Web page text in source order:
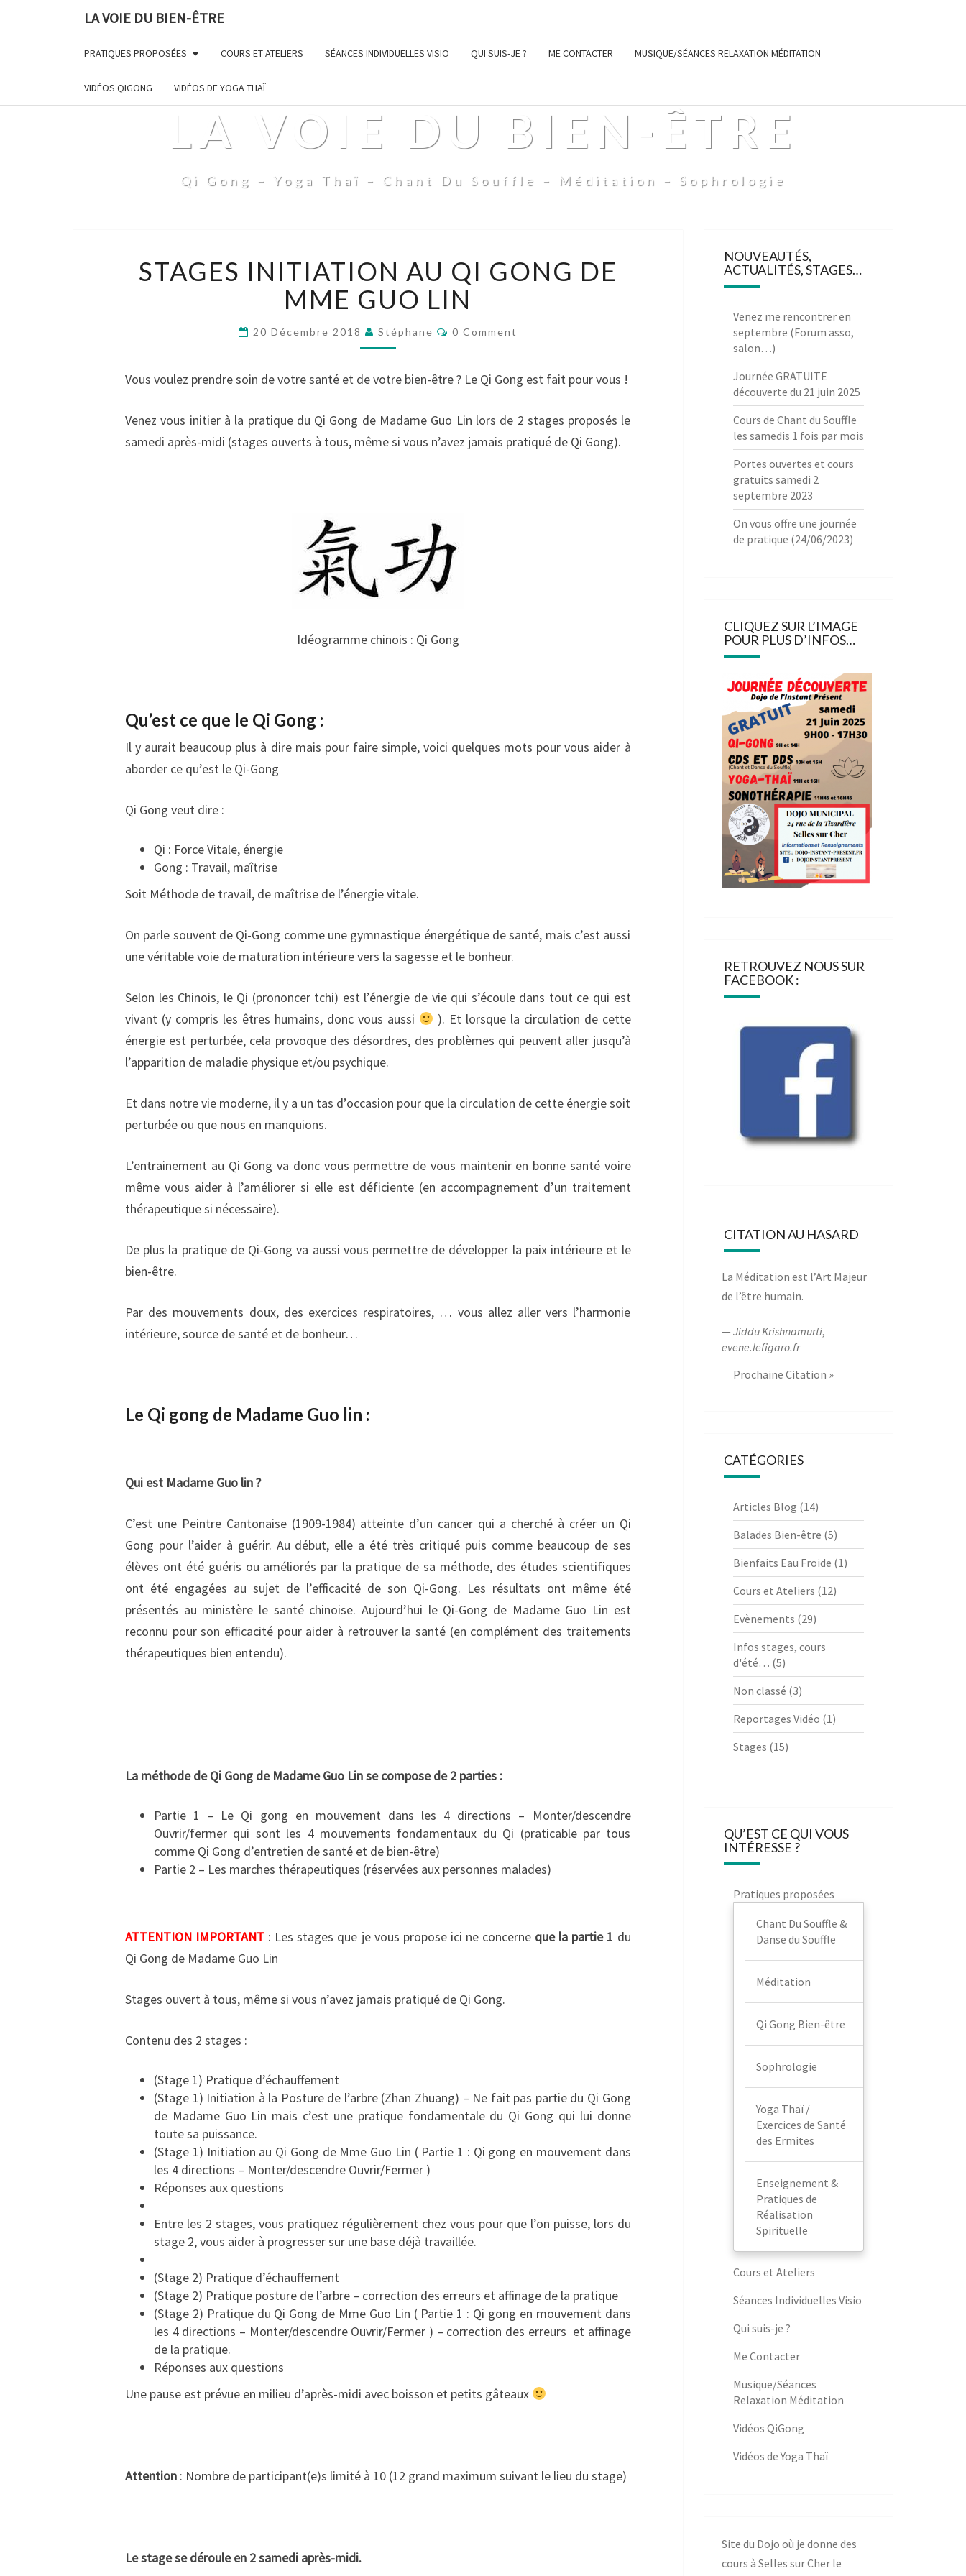
LA VOIE DU BIEN-ÊTRE
PRATIQUES PROPOSÉES COURS ET ATELIERS SÉANCES INDIVIDUELLES VISIO QUI SUIS-JE ? ME CONTACTER MUSIQUE/SÉANCES RELAXATION MÉDITATION
VIDÉOS QIGONG VIDÉOS DE YOGA THAÏ
LA VOIE DU BIEN-ÊTRE
Qi Gong – Yoga Thaï – Chant Du Souffle – Méditation – Sophrologie
INITIATION
AU
QI
DE
GUO
STAGES INITIATION AU QI GONG DE
MME GUO LIN
20 Décembre 2018 Stéphane Comments
0 Comment
Vous voulez prendre soin de votre santé et de votre bien-être ? Le Qi Gong est fait pour vous !
Venez vous initier à la pratique du Qi Gong de Madame Guo Lin lors de 2 stages proposés le
samedi après-midi (stages ouverts à tous, même si vous n’avez jamais pratiqué de Qi Gong).
Idéogramme chinois : Qi Gong
Qu’est ce que le Qi Gong :
Il y aurait beaucoup plus à dire mais pour faire simple, voici quelques mots pour vous aider à
aborder ce qu’est le Qi-Gong
Qi Gong veut dire :
Qi : Force Vitale, énergie
Gong : Travail, maîtrise
Soit Méthode de travail, de maîtrise de l’énergie vitale.
On parle souvent de Qi-Gong comme une gymnastique énergétique de santé, mais c’est aussi
une véritable voie de maturation intérieure vers la sagesse et le bonheur.
Selon les Chinois, le Qi (prononcer tchi) est l’énergie de vie qui s’écoule dans tout ce qui est
vivant (y compris les êtres humains, donc vous aussi
). Et lorsque la circulation de cette
énergie est perturbée, cela provoque des désordres, des problèmes qui peuvent aller jusqu’à
l’apparition de maladie physique et/ou psychique.
Et dans notre vie moderne, il y a un tas d’occasion pour que la circulation de cette énergie soit
perturbée ou que nous en manquions.
L’entrainement au Qi Gong va donc vous permettre de vous maintenir en bonne santé voire
même vous aider à l’améliorer si elle est déficiente (en accompagnement d’un traitement
thérapeutique si nécessaire).
De plus la pratique de Qi-Gong va aussi vous permettre de développer la paix intérieure et le
bien-être.
Par des mouvements doux, des exercices respiratoires, … vous allez aller vers l’harmonie
intérieure, source de santé et de bonheur…
Le Qi gong de Madame Guo lin :
Qui est Madame Guo lin ?
C’est une Peintre Cantonaise (1909-1984) atteinte d’un cancer qui a cherché à créer un Qi
Gong pour l’aider à guérir. Au début, elle a été très critiqué puis comme beaucoup de ses
élèves ont été guéris ou améliorés par la pratique de sa méthode, des études scientifiques
ont été engagées au sujet de l’efficacité de son Qi-Gong. Les résultats ont même été
présentés au ministère le santé chinoise. Aujourd’hui le Qi-Gong de Madame Guo Lin est
reconnu pour son efficacité pour aider à retrouver la santé (en complément des traitements
thérapeutiques bien entendu).
La méthode de Qi Gong de Madame Guo Lin se compose de 2 parties :
Partie 1 – Le Qi gong en mouvement dans les 4 directions – Monter/descendre
Ouvrir/fermer qui sont les 4 mouvements fondamentaux du Qi (praticable par tous
comme Qi Gong d’entretien de santé et de bien-être)
Partie 2 – Les marches thérapeutiques (réservées aux personnes malades)
ATTENTION IMPORTANT : Les stages que je vous propose ici ne concerne que la partie 1 du
Qi Gong de Madame Guo Lin
Stages ouvert à tous, même si vous n’avez jamais pratiqué de Qi Gong.
Contenu des 2 stages :
(Stage 1) Pratique d’échauffement
(Stage 1) Initiation à la Posture de l’arbre (Zhan Zhuang) – Ne fait pas partie du Qi Gong
de Madame Guo Lin mais c’est une pratique fondamentale du Qi Gong qui lui donne
toute sa puissance.
(Stage 1) Initiation au Qi Gong de Mme Guo Lin ( Partie 1 : Qi gong en mouvement dans
les 4 directions – Monter/descendre Ouvrir/Fermer )
Réponses aux questions
Entre les 2 stages, vous pratiquez régulièrement chez vous pour que l’on puisse, lors du
stage 2, vous aider à progresser sur une base déjà travaillée.
(Stage 2) Pratique d’échauffement
(Stage 2) Pratique posture de l’arbre – correction des erreurs et affinage de la pratique
(Stage 2) Pratique du Qi Gong de Mme Guo Lin ( Partie 1 : Qi gong en mouvement dans
les 4 directions – Monter/descendre Ouvrir/Fermer ) – correction des erreurs et affinage
de la pratique.
Réponses aux questions
Une pause est prévue en milieu d’après-midi avec boisson et petits gâteaux
Attention : Nombre de participant(e)s limité à 10 (12 grand maximum suivant le lieu du stage)
Le stage se déroule en 2 samedi après-midi.
NOUVEAUTÉS,
ACTUALITÉS, STAGES…
Venez me rencontrer en
septembre (Forum asso,
salon…)
Journée GRATUITE
découverte du 21 juin 2025
Cours de Chant du Souffle
les samedis 1 fois par mois
Portes ouvertes et cours
gratuits samedi 2
septembre 2023
On vous offre une journée
de pratique (24/06/2023)
CLIQUEZ SUR L’IMAGE
POUR PLUS D’INFOS…
RETROUVEZ NOUS SUR
FACEBOOK :
CITATION AU HASARD
La Méditation est l’Art Majeur
de l’être humain.
— Jiddu Krishnamurti,
evene.lefigaro.fr
Prochaine Citation »
CATÉGORIES
Articles Blog (14)
Balades Bien-être (5)
Bienfaits Eau Froide (1)
Cours et Ateliers (12)
Evènements (29)
Infos stages, cours
d'été… (5)
Non classé (3)
Reportages Vidéo (1)
Stages (15)
QU’EST CE QUI VOUS
INTÉRESSE ?
Pratiques proposées
Chant Du Souffle &
Danse du Souffle
Méditation
Qi Gong Bien-être
Sophrologie
Yoga Thaï /
Exercices de Santé
des Ermites
Enseignement &
Pratiques de
Réalisation
Spirituelle
Cours et Ateliers
Séances Individuelles Visio
Qui suis-je ?
Me Contacter
Musique/Séances
Relaxation Méditation
Vidéos QiGong
Vidéos de Yoga Thaï
Site du Dojo où je donne des
cours à Selles sur Cher le